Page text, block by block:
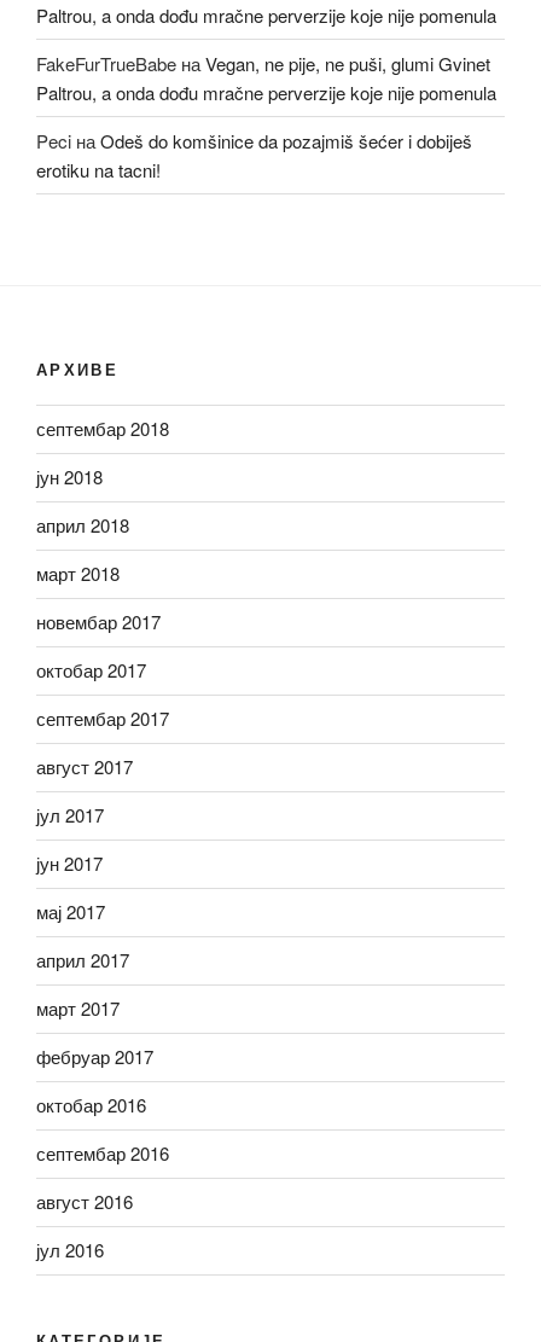
Paltrou, a onda dođu mračne perverzije koje nije pomenula
FakeFurTrueBabe наVegan, ne pije, ne puši, glumi Gvinet
Paltrou, a onda dođu mračne perverzije koje nije pomenula
Peci наOdeš do komšinice da pozajmiš šećer i dobiješ
erotiku na tacni!
АРХИВЕ
септембар 2018
јун 2018
април 2018
март 2018
новембар 2017
октобар 2017
септембар 2017
август 2017
јул 2017
јун 2017
мај 2017
април 2017
март 2017
фебруар 2017
октобар 2016
септембар 2016
август 2016
јул 2016